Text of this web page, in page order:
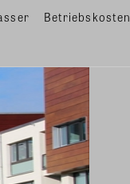
Betriebskosten